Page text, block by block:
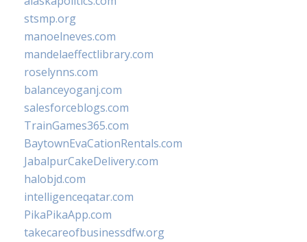
stsmp.org
manoelneves.com
mandelaeffectlibrary.com
roselynns.com
balanceyoganj.com
salesforceblogs.com
TrainGames365.com
BaytownEvaCationRentals.com
JabalpurCakeDelivery.com
halobjd.com
intelligenceqatar.com
PikaPikaApp.com
takecareofbusinessdfw.org